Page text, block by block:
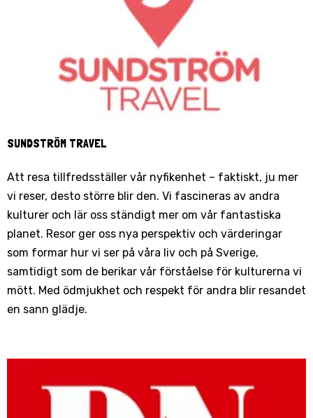
SUNDSTRÖM TRAVEL
Att resa tillfredsställer vår nyfikenhet – faktiskt, ju mer
vi reser, desto större blir den. Vi fascineras av andra
kulturer och lär oss ständigt mer om vår fantastiska
planet. Resor ger oss nya perspektiv och värderingar
som formar hur vi ser på våra liv och på Sverige,
samtidigt som de berikar vår förståelse för kulturerna vi
mött. Med ödmjukhet och respekt för andra blir resandet
en sann glädje.